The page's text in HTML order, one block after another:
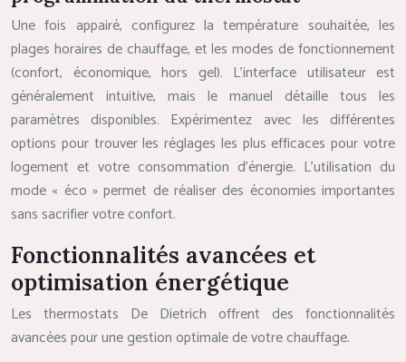
Une fois appairé, configurez la température souhaitée, les
plages horaires de chauffage, et les modes de fonctionnement
(confort, économique, hors gel). L’interface utilisateur est
généralement intuitive, mais le manuel détaille tous les
paramètres disponibles. Expérimentez avec les différentes
options pour trouver les réglages les plus efficaces pour votre
logement et votre consommation d’énergie. L’utilisation du
mode « éco » permet de réaliser des économies importantes
sans sacrifier votre confort.
Fonctionnalités avancées et
optimisation énergétique
Les thermostats De Dietrich offrent des fonctionnalités
avancées pour une gestion optimale de votre chauffage.